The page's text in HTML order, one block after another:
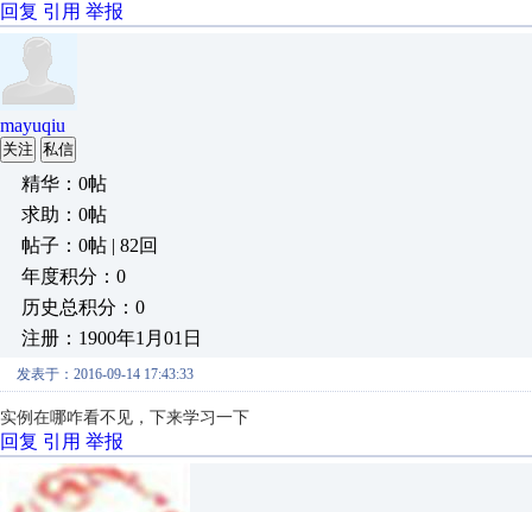
回复 引用 举报
mayuqiu
关注 私信
精华：0帖
求助：0帖
帖子：0帖 | 82回
年度积分：0
历史总积分：0
注册：1900年1月01日
发表于：2016-09-14 17:43:33
实例在哪咋看不见，下来学习一下
回复 引用 举报